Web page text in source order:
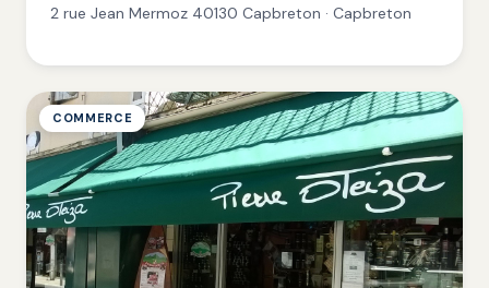
2 rue Jean Mermoz 40130 Capbreton · Capbreton
COMMERCE